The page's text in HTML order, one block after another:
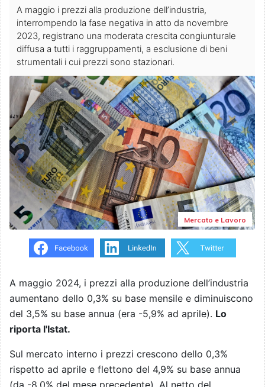
A maggio i prezzi alla produzione dell’industria,
interrompendo la fase negativa in atto da novembre
2023, registrano una moderata crescita congiunturale
diffusa a tutti i raggruppamenti, a esclusione di beni
strumentali i cui prezzi sono stazionari.
Mercato e Lavoro
A maggio 2024, i prezzi alla produzione dell’industria
aumentano dello 0,3% su base mensile e diminuiscono
del 3,5% su base annua (era -5,9% ad aprile). Lo
riporta l'Istat.
Sul mercato interno i prezzi crescono dello 0,3%
rispetto ad aprile e flettono del 4,9% su base annua